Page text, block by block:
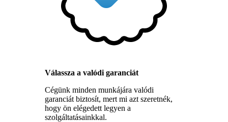
Válassza a valódi garanciát
Cégünk minden munkájára valódi
garanciát biztosít, mert mi azt szeretnék,
hogy ön elégedett legyen a
szolgáltatásainkkal.